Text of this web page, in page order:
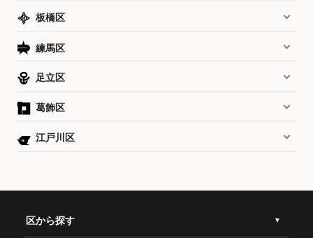
板橋区
練馬区
足立区
葛飾区
江戸川区
区から探す